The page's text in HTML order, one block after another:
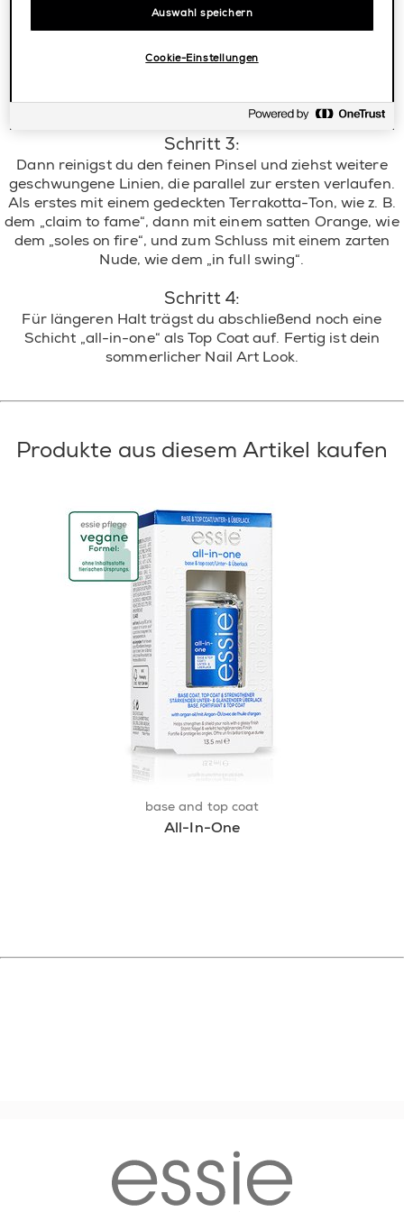
Schritt 2:
einem feinen Pinsel. Male zunächst mit einem kräftigen
geschwungene Linie auf deine Nagelspitze.
Schritt 3:
Dann reinigst du den feinen Pinsel und ziehst weitere
geschwungene Linien, die parallel zur ersten verlaufen.
Als erstes mit einem gedeckten Terrakotta-Ton, wie z. B.
dem „claim to fame“, dann mit einem satten Orange, wie
dem „soles on fire“, und zum Schluss mit einem zarten
Nude, wie dem „in full swing“.
Schritt 4:
Für längeren Halt trägst du abschließend noch eine
Schicht „all-in-one“ als Top Coat auf. Fertig ist dein
sommerlicher Nail Art Look.
Produkte aus diesem Artikel kaufen
base and top coat
All-In-One
Auswahl speichern
Cookie-Einstellungen